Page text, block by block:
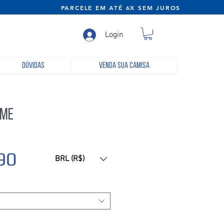
EM ATÉ 6X SEM JUROS
Login
Dúvidas Venda sua camisa
PreçoBRL (R$)